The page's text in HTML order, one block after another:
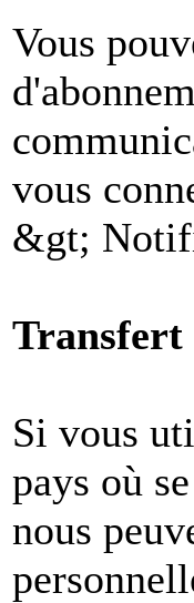
Vous
vous
&gt;
Transfert
Si vous
pays où
nous